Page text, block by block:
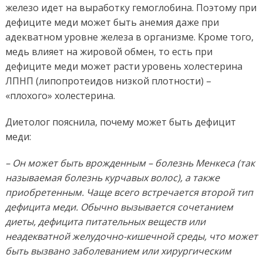
железо идет на выработку гемоглобина. Поэтому при
дефиците меди может быть анемия даже при
адекватном уровне железа в организме. Кроме того,
медь влияет на жировой обмен, то есть при
дефиците меди может расти уровень холестерина
ЛПНП (липопротеидов низкой плотности) –
«плохого» холестерина. ⠀⠀
Диетолог пояснила, почему может быть дефицит
меди:
– Он может быть врожденным – болезнь Менкеса (так
называемая болезнь курчавых волос), а также
приобретенным. Чаще всего встречается второй тип
дефицита меди. Обычно вызывается сочетанием
диеты, дефицита питательных веществ или
неадекватной желудочно-кишечной среды, что может
быть вызвано заболеванием или хирургическим